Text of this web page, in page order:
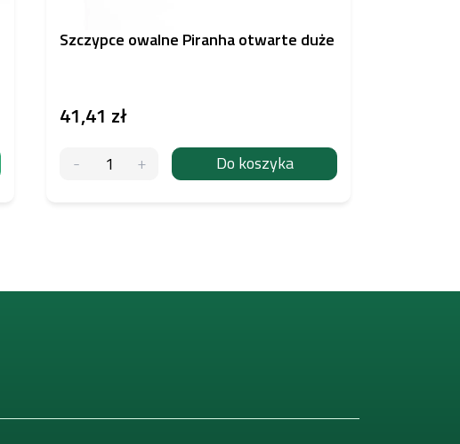
Szczypce owalne Piranha otwarte duże
41,41 zł
Do koszyka